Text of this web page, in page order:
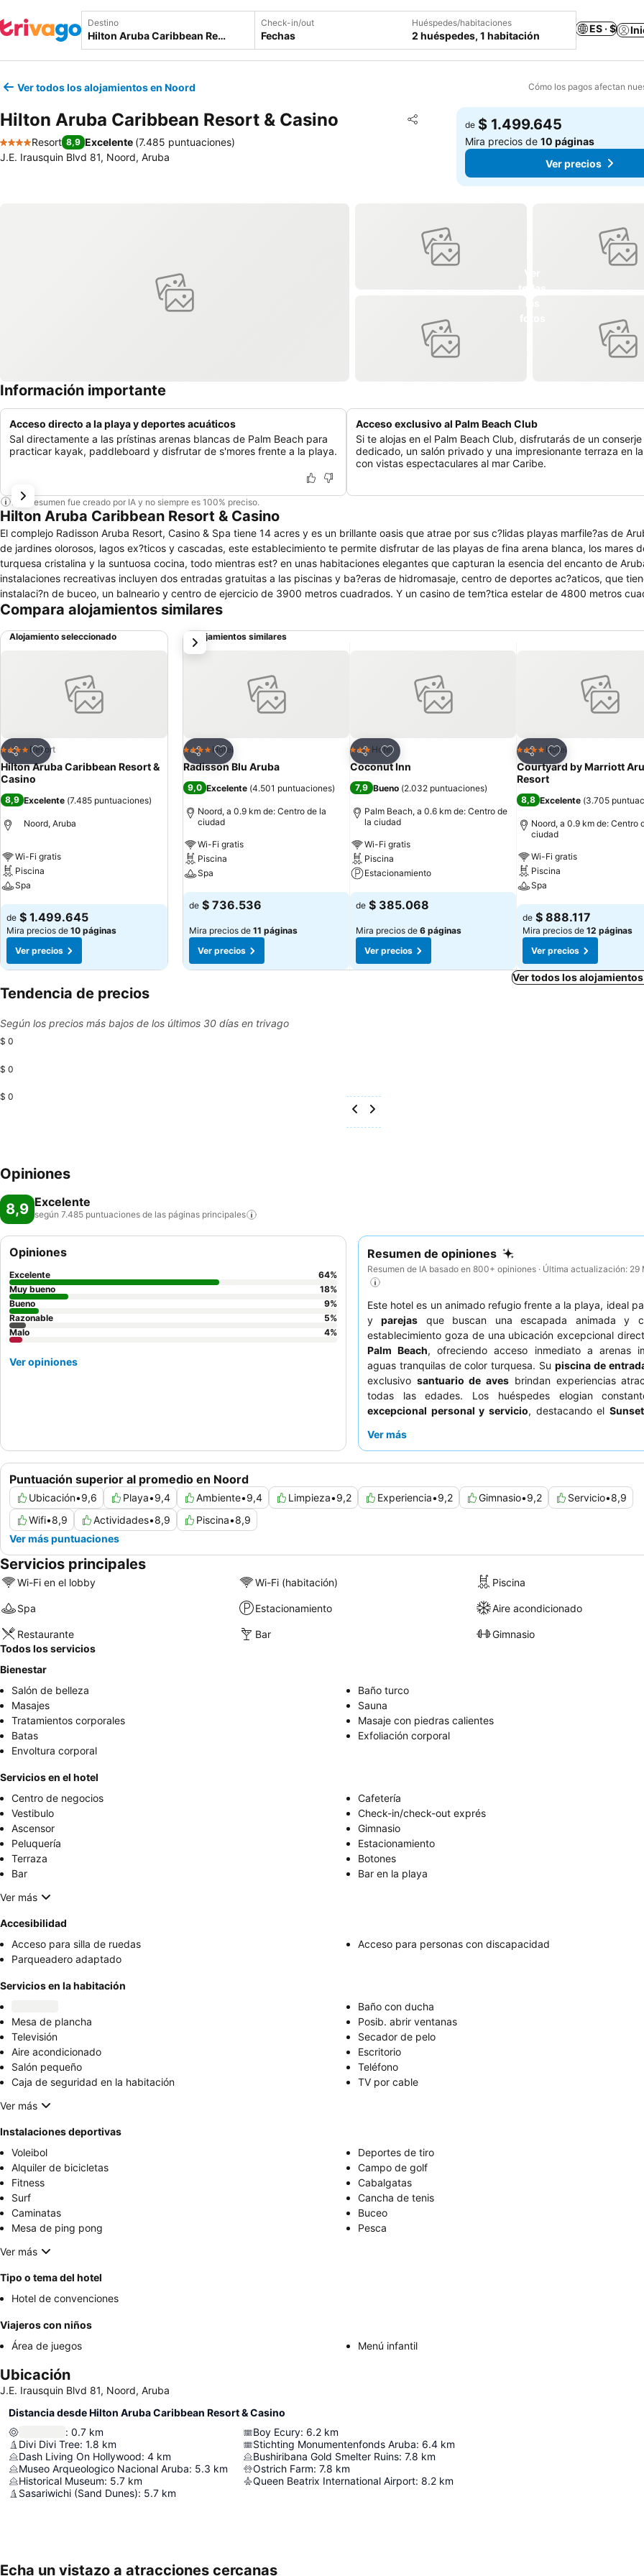
Destino Check-in/out
Fechas
Huéspedes/habitaciones
2 huéspedes, 1 habitación
ES · $
Ver todos los alojamientos en Noord Cómo los pagos afectan
Hilton Aruba Caribbean Resort & Casino Compartir
Agregar a favoritos
4 Estrellas
Resort 8,9 Excelente (7.485 puntuaciones)
J.E. Irausquin Blvd 81, Noord, Aruba
de $ 1.499.645
Mira precios de10 páginas
Ver precios
Información importante
Acceso directo a la playa y deportes acuáticos
Sal directamente a las prístinas arenas blancas de Palm Beach para
practicar kayak, paddleboard y disfrutar de s'mores frente a la playa.
Acceso exclusivo al Palm Beach Club
Si te alojas en el Palm Beach Club, disfrutarás de un conserje
dedicado, un salón privado y una impresionante terraza en
con vistas espectaculares al mar Caribe.
Este resumen fue creado por IA y no siempre es 100% preciso.
Hilton Aruba Caribbean Resort & Casino
El complejo Radisson Aruba Resort, Casino & Spa tiene 14 acres y es un brillante oasis que atrae por sus c?lidas playas marfile?as de
de jardines olorosos, lagos ex?ticos y cascadas, este establecimiento te permite disfrutar de las playas de fina arena blanca, los mares
turquesa cristalina y la suntuosa cocina, todo mientras est? en unas habitaciones elegantes que capturan la esencia del encanto de
instalaciones recreativas incluyen dos entradas gratuitas a las piscinas y ba?eras de hidromasaje, centro de deportes ac?aticos, que
instalaci?n de buceo, un balneario y centro de ejercicio de 3900 metros cuadrados. Y un casino de tem?tica estelar de 4800 metros
Todas las ma?anas se ofrece desayuno en un buffet. Se puede reservar alojamiento m?s desayuno, media pensi?n o pensi?n
Compara alojamientos similares
Alojamiento seleccionado
Compartir
Agregar a favoritos
4 EstrellasResort
Hilton Aruba Caribbean Resort &
Casino
8,9 Excelente (7.485 puntuaciones)
Noord, Aruba
Wi-Fi gratis
Piscina
Spa
Ver precios
de $ 1.499.645
Mira precios de 10 páginas
Ver precios
Alojamientos similares
Compartir
Agregar a favoritos
4 EstrellasHotel
Radisson Blu Aruba
9,0 Excelente (4.501 puntuaciones)
Noord, a 0.9 km de: Centro de la
ciudad
Wi-Fi gratis
Piscina
Spa
Ver precios
de $ 736.536
Mira precios de 11 páginas
Ver precios
Compartir
Agregar a favoritos
3 Estrellas
Hotel
Coconut Inn
7,9 Bueno (2.032 puntuaciones)
Palm Beach, a 0.6 km de: Centro de
la ciudad
Wi-Fi gratis
Piscina
Estacionamiento
Ver precios
de $ 385.068
Mira precios de 6 páginas
Ver precios
Compartir
Agregar a
4 EstrellasHotel
Courtyard by Marriott
Resort
8,8 Excelente (3.705
Noord, a 0.9 km de: Centro
ciudad
Wi-Fi gratis
Piscina
Spa
Ver precios
de $ 888.117
Mira precios de 12 páginas
Ver precios
siguiente
Ver todos los
Tendencia de precios
Según los precios más bajos de los últimos 30 días en trivago
$ 0
$ 0
$ 0
Opiniones
8,9 Excelente
según 7.485 puntuaciones de las páginas principales
Resumen de opiniones
Resumen de IA basado en 800+ opiniones · Última actualización: 29
Este hotel es un animado refugio frente a la playa, ideal
yparejas que buscan una escapada animada y
establecimiento goza de una ubicación excepcional
Palm Beach, ofreciendo acceso inmediato a arenas
aguas tranquilas de color turquesa. Su piscina de
exclusivo santuario de aves brindan experiencias
todas las edades. Los huéspedes elogian
excepcional personal y servicio, destacando el
Para una estancia más tranquila, considere solicitar una
Ver más
Puntuación superior al promedio en Noord
Ubicación•9,6 Playa•9,4 Ambiente•9,4 Limpieza•9,2 Experiencia•9,2 Gimnasio•9,2 Servicio•8,9
Wifi•8,9 Actividades•8,9 Piscina•8,9
Ver más puntuaciones
Opiniones
Excelente 64%
Muy bueno
18%
Bueno
9%
Razonable
5%
Malo
4%
Ver opiniones
Servicios principales
Wi-Fi en el lobby Wi-Fi (habitación) Piscina
Spa Estacionamiento Aire acondicionado
Restaurante Bar
Gimnasio
Todos los servicios
Bienestar
Salón de belleza
Baño turco
Masajes
Sauna
Tratamientos corporales
Masaje con piedras calientes
Batas
Exfoliación corporal
Envoltura corporal
Servicios en el hotel
Centro de negocios
Cafetería
Vestibulo
Check-in/check-out exprés
Ascensor
Gimnasio
Peluquería
Estacionamiento
Terraza
Botones
Bar
Bar en la playa
Ver más
Accesibilidad
Acceso para silla de ruedas
Acceso para personas con discapacidad
Parqueadero adaptado
Servicios en la habitación
Baño con ducha
Mesa de plancha
Posib. abrir ventanas
Televisión
Secador de pelo
Aire acondicionado
Escritorio
Salón pequeño
Teléfono
Caja de seguridad en la habitación
TV por cable
Ver más
Instalaciones deportivas
Voleibol
Deportes de tiro
Alquiler de bicicletas
Campo de golf
Fitness
Cabalgatas
Surf
Cancha de tenis
Caminatas
Buceo
Mesa de ping pong
Pesca
Ver más
Tipo o tema del hotel
Hotel de convenciones
Viajeros con niños
Área de juegos
Menú infantil
Ubicación
J.E. Irausquin Blvd 81, Noord, Aruba
Distancia desde Hilton Aruba Caribbean Resort & Casino
: 0.7 km
Divi Divi Tree: 1.8 km
Dash Living On Hollywood: 4 km
Museo Arqueologico Nacional Aruba: 5.3 km
Historical Museum: 5.7 km
Sasariwichi (Sand Dunes): 5.7 km
Boy Ecury: 6.2 km
Stichting Monumentenfonds Aruba: 6.4 km
Bushiribana Gold Smelter Ruins: 7.8 km
Ostrich Farm: 7.8 km
Queen Beatrix International Airport: 8.2 km
Echa un vistazo a atracciones cercanas